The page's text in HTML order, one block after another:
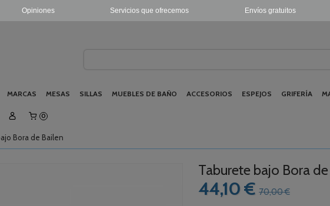
Envíos gratuitos
Servicios que ofrecemos
Opiniones
MARCAS MESAS SILLAS MUEBLES DE BAÑO ACCESORIOS ESPEJOS GRIFERÍA
0
Bora de Bailen
Taburete bajo Bora
44,10 € 70,00 €